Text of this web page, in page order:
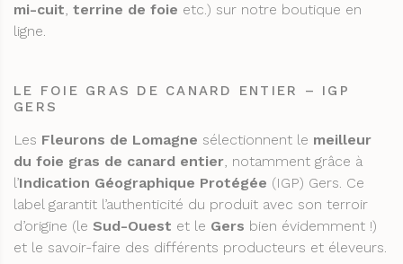
mi-cuit, terrine de foie etc.) sur notre boutique en
ligne.
LE FOIE GRAS DE CANARD ENTIER – IGP
GERS
Les Fleurons de Lomagne sélectionnent le meilleur
du foie gras de canard entier, notamment grâce à
l’Indication Géographique Protégée (IGP) Gers. Ce
label garantit l’authenticité du produit avec son terroir
d’origine (le Sud-Ouest et le Gers bien évidemment !)
et le savoir-faire des différents producteurs et éleveurs.